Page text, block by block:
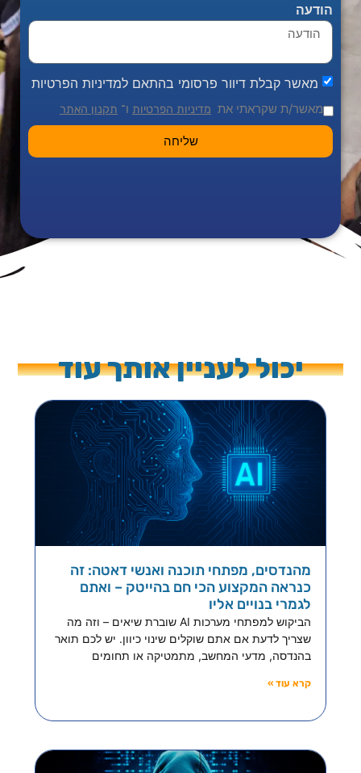
הודעה
מאשר קבלת דיוור פרסומי בהתאם למדיניות הפרטיות
מאשר/ת שקראתי את מדיניות הפרטיות ו־ תקנון האתר
שליחה
יכול לעניין אותך עוד
מהנדסים, מפתחי תוכנה ואנשי דאטה: זה
כנראה המקצוע הכי חם בהייטק – ואתם
לגמרי בנויים אליו
הביקוש למפתחי מערכות AI שוברת שיאים – וזה מה
שצריך לדעת אם אתם שוקלים שינוי כיוון. יש לכם תואר
בהנדסה, מדעי המחשב, מתמטיקה או תחומים
קרא עוד »